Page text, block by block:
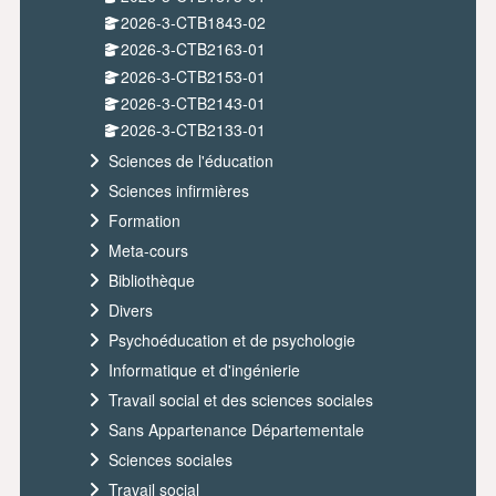
2026-3-CTB1843-02
2026-3-CTB2163-01
2026-3-CTB2153-01
2026-3-CTB2143-01
2026-3-CTB2133-01
Sciences de l'éducation
Sciences infirmières
Formation
Meta-cours
Bibliothèque
Divers
Psychoéducation et de psychologie
Informatique et d'ingénierie
Travail social et des sciences sociales
Sans Appartenance Départementale
Sciences sociales
Travail social